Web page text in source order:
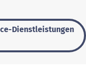
Dienstleistungen